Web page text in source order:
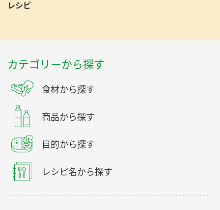
レシピ
カテゴリーから探す
食材から探す
商品から探す
目的から探す
レシピ名から探す